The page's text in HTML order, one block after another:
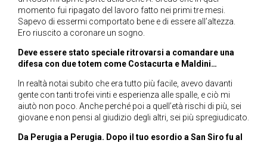
momento fui ripagato del lavoro fatto nei primi tre mesi.
Sapevo di essermi comportato bene e di essere all’altezza.
Ero riuscito a coronare un sogno.
Deve essere stato speciale ritrovarsi a comandare una
difesa con due totem come Costacurta e Maldini…
In realtà notai subito che era tutto più facile, avevo davanti
gente con tanti trofei vinti e esperienza alle spalle, e ciò mi
aiutò non poco. Anche perché poi a quell’età rischi di più, sei
giovane e non pensi al giudizio degli altri, sei più spregiudicato.
Da Perugia a Perugia. Dopo il tuo esordio a San Siro fu al